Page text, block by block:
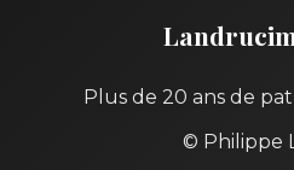
Plus de 20 ans de
© Philippe